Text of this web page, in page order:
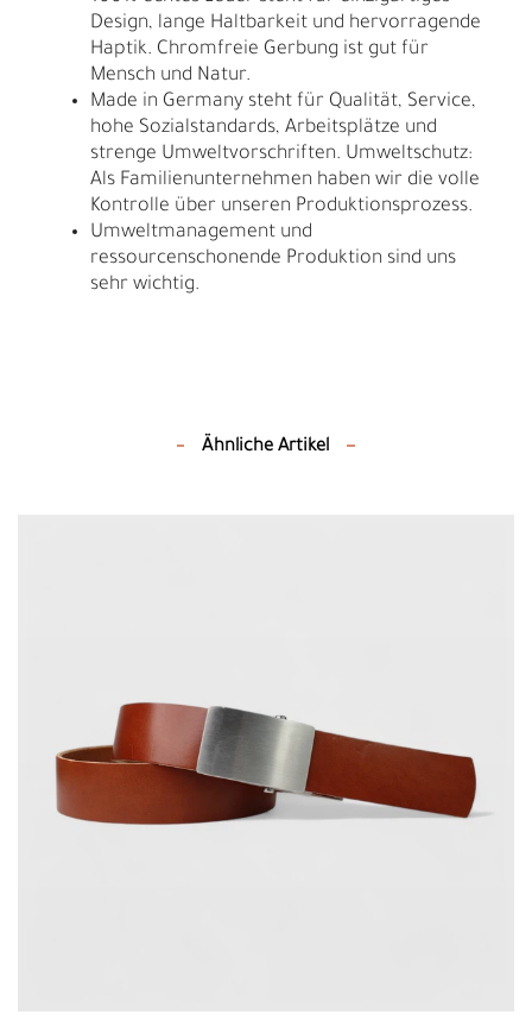
Design, lange Haltbarkeit und hervorragende
Haptik. Chromfreie Gerbung ist gut für
Mensch und Natur.
Made in Germany steht für Qualität, Service,
hohe Sozialstandards, Arbeitsplätze und
strenge Umweltvorschriften. Umweltschutz:
Als Familienunternehmen haben wir die volle
Kontrolle über unseren Produktionsprozess.
Umweltmanagement und
ressourcenschonende Produktion sind uns
sehr wichtig.
Ähnliche Artikel